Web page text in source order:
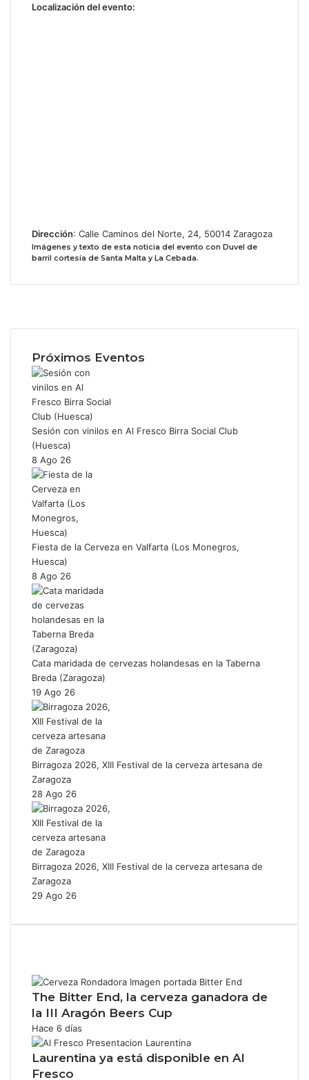
Localización del evento:
Dirección: Calle Caminos del Norte, 24, 50014 Zaragoza
Imágenes y texto de esta noticia del evento con Duvel de
barril cortesía de Santa Malta y La Cebada.
Próximos Eventos
Sesión con vinilos en Al Fresco Birra Social Club
(Huesca)
8 Ago 26
Fiesta de la Cerveza en Valfarta (Los Monegros,
Huesca)
8 Ago 26
Cata maridada de cervezas holandesas en la Taberna
Breda (Zaragoza)
19 Ago 26
Birragoza 2026, XIII Festival de la cerveza artesana de
Zaragoza
28 Ago 26
Birragoza 2026, XIII Festival de la cerveza artesana de
Zaragoza
29 Ago 26
The Bitter End, la cerveza ganadora de
la III Aragón Beers Cup
Hace 6 días
Laurentina ya está disponible en Al
Fresco